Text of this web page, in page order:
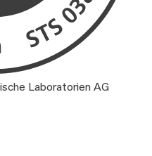
Laboratorien AG